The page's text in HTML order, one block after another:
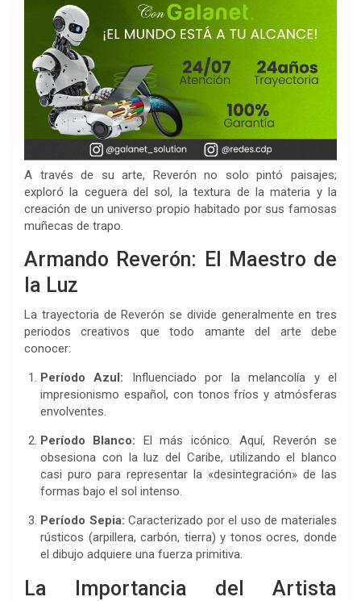
A través de su arte, Reverón no solo pintó paisajes;
exploró la ceguera del sol, la textura de la materia y la
creación de un universo propio habitado por sus famosas
muñecas de trapo.
Armando Reverón: El Maestro de
la Luz
La trayectoria de Reverón se divide generalmente en tres
periodos creativos que todo amante del arte debe
conocer:
Período Azul: Influenciado por la melancolía y el
impresionismo español, con tonos fríos y atmósferas
envolventes.
Período Blanco: El más icónico. Aquí, Reverón se
obsesiona con la luz del Caribe, utilizando el blanco
casi puro para representar la «desintegración» de las
formas bajo el sol intenso.
Período Sepia: Caracterizado por el uso de materiales
rústicos (arpillera, carbón, tierra) y tonos ocres, donde
el dibujo adquiere una fuerza primitiva.
La Importancia del Artista